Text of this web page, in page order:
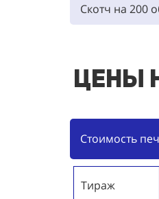
Скотч на 200
Цены
Стоимость
Тираж